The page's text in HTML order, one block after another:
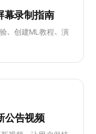
幕录制指南
、创建ML教程、演
公告视频